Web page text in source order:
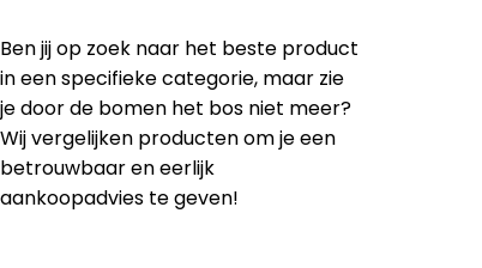
Ben jij op zoek naar het beste product
in een specifieke categorie, maar zie
je door de bomen het bos niet meer?
Wij vergelijken producten om je een
betrouwbaar en eerlijk
aankoopadvies te geven!